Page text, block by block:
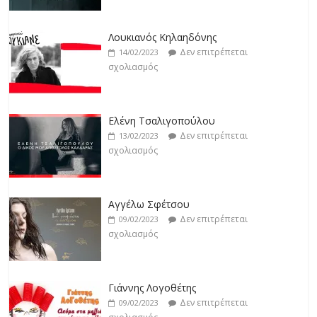
19/02/2023
Δεν επιτρέπεται
σχολιασμός
19/02/2023
Δεν επιτρέπεται
σχολιασμός
Λουκιανός Κηλαηδόνης
14/02/2023
Δεν επιτρέπεται
σχολιασμός
Ελένη Τσαλιγοπούλου
13/02/2023
Δεν επιτρέπεται
σχολιασμός
Αγγέλω Σφέτσου
09/02/2023
Δεν επιτρέπεται
σχολιασμός
Γιάννης Λογοθέτης
09/02/2023
Δεν επιτρέπεται